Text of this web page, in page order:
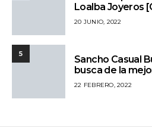
Loalba Joyeros
20 JUNIO, 2022
5
Sancho Casual
busca de la
22 FEBRERO, 2022